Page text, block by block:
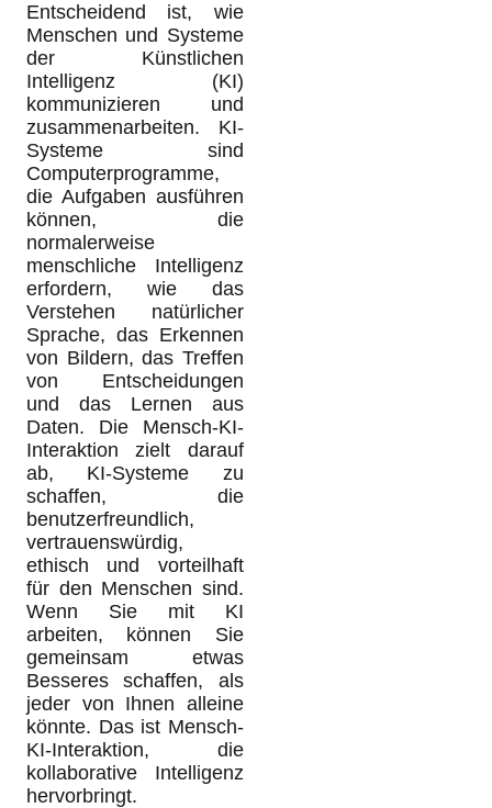
Entscheidend ist, wie
Menschen und Systeme
der Künstlichen
Intelligenz (KI)
kommunizieren und
zusammenarbeiten. KI-
Systeme sind
Computerprogramme,
die Aufgaben ausführen
können, die
normalerweise
menschliche Intelligenz
erfordern, wie das
Verstehen natürlicher
Sprache, das Erkennen
von Bildern, das Treffen
von Entscheidungen
und das Lernen aus
Daten. Die Mensch-KI-
Interaktion zielt darauf
ab, KI-Systeme zu
schaffen, die
benutzerfreundlich,
vertrauenswürdig,
ethisch und vorteilhaft
für den Menschen sind.
Wenn Sie mit KI
arbeiten, können Sie
gemeinsam etwas
Besseres schaffen, als
jeder von Ihnen alleine
könnte. Das ist Mensch-
KI-Interaktion, die
kollaborative Intelligenz
hervorbringt.